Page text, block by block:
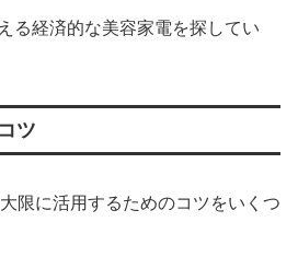
る経済的な美容家電を探してい
ツ
限に活用するためのコツをいくつ